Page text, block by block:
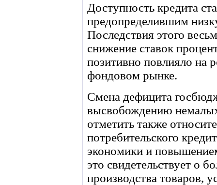
Доступность кредита
предопределившим
Последствия этого
снижение ставок
позитивно повлияло на
фондовом рынке.
Смена дефицита
высвобождению
отметить также
потребительского
экономики и
это свидетельствует о
производства товаров,